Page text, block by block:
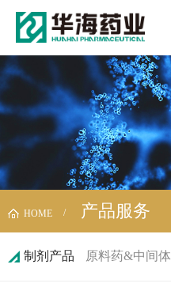
HOME 产品服务
制剂产品 原料药&中间体